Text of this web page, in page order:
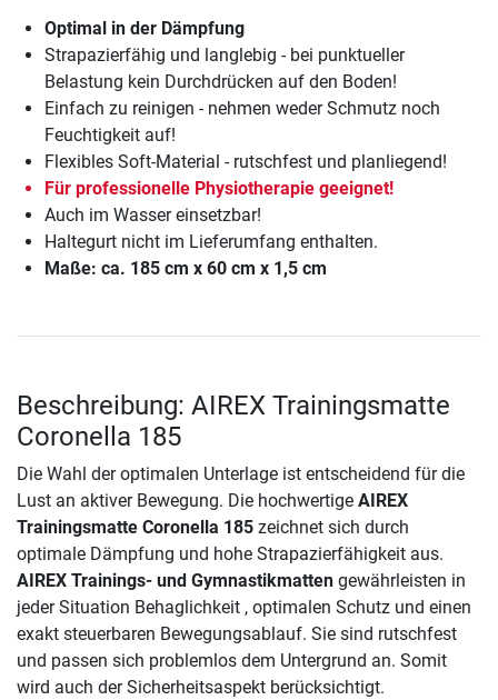
Optimal in der Dämpfung
Strapazierfähig und langlebig - bei punktueller
Belastung kein Durchdrücken auf den Boden!
Einfach zu reinigen - nehmen weder Schmutz noch
Feuchtigkeit auf!
Flexibles Soft-Material - rutschfest und planliegend!
Für professionelle Physiotherapie geeignet!
Auch im Wasser einsetzbar!
Haltegurt nicht im Lieferumfang enthalten.
Maße: ca. 185 cm x 60 cm x 1,5 cm
Beschreibung: AIREX Trainingsmatte
Coronella 185
Die Wahl der optimalen Unterlage ist entscheidend für die
Lust an aktiver Bewegung. Die hochwertige AIREX
Trainingsmatte Coronella 185 zeichnet sich durch
optimale Dämpfung und hohe Strapazierfähigkeit aus.
AIREX Trainings- und Gymnastikmatten gewährleisten in
jeder Situation Behaglichkeit , optimalen Schutz und einen
exakt steuerbaren Bewegungsablauf. Sie sind rutschfest
und passen sich problemlos dem Untergrund an. Somit
wird auch der Sicherheitsaspekt berücksichtigt.